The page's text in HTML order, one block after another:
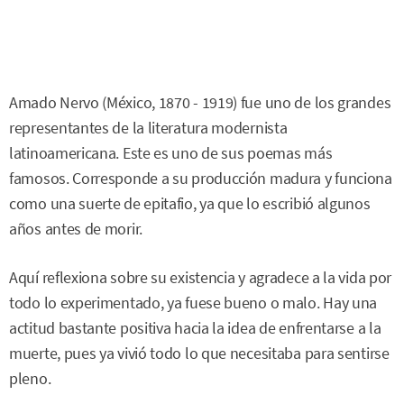
Amado Nervo (México, 1870 - 1919) fue uno de los grandes
representantes de la literatura modernista
latinoamericana. Este es uno de sus poemas más
famosos. Corresponde a su producción madura y funciona
como una suerte de epitafio, ya que lo escribió algunos
años antes de morir.
Aquí reflexiona sobre su existencia y agradece a la vida por
todo lo experimentado, ya fuese bueno o malo. Hay una
actitud bastante positiva hacia la idea de enfrentarse a la
muerte, pues ya vivió todo lo que necesitaba para sentirse
pleno.